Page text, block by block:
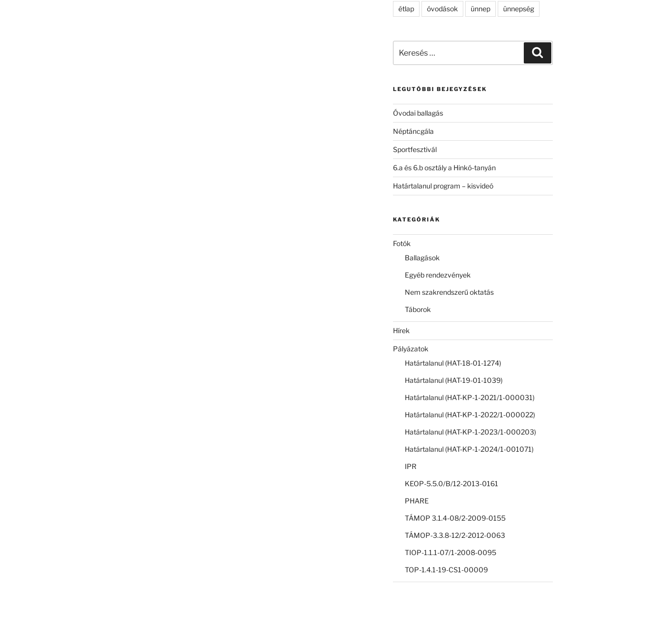
étlap óvodások ünnep ünnepség
következő
LEGUTÓBBI BEJEGYZÉSEK
Óvodai ballagás
Néptáncgála
Sportfesztivál
6.a és 6.b osztály a Hinkó-tanyán
Határtalanul program – kisvideó
KATEGÓRIÁK
Fotók
Ballagások
Egyéb rendezvények
Nem szakrendszerű oktatás
Táborok
Hírek
Pályázatok
Határtalanul (HAT-18-01-1274)
Határtalanul (HAT-19-01-1039)
Határtalanul (HAT-KP-1-2021/1-000031)
Határtalanul (HAT-KP-1-2022/1-000022)
Határtalanul (HAT-KP-1-2023/1-000203)
Határtalanul (HAT-KP-1-2024/1-001071)
IPR
KEOP-5.5.0/B/12-2013-0161
PHARE
TÁMOP 3.1.4-08/2-2009-0155
TÁMOP-3.3.8-12/2-2012-0063
TIOP-1.1.1-07/1-2008-0095
TOP-1.4.1-19-CS1-00009